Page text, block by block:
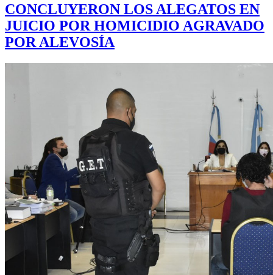
CONCLUYERON LOS ALEGATOS EN
JUICIO POR HOMICIDIO AGRAVADO
POR ALEVOSÍA